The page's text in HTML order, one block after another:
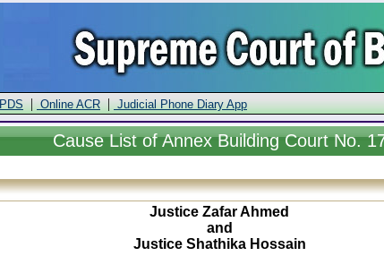
PDS | Online ACR | Judicial Phone Diary App
CauseList of Annex Building Court No.
Justice Zafar Ahmed
and
Justice Shathika Hossain